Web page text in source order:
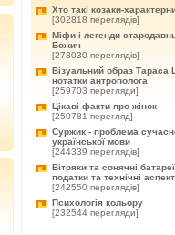
Хто такі козаки-
[302818 переглядів]
Міфи і легенди
Божич
[278030 переглядів]
Візуальний образ Тараса
нотатки антрополога
[259703 перегляди]
Цікаві факти про жінок
[250781 перегляд]
Суржик - проблема
української мови
[244339 переглядів]
Вітряки та сонячні
податки та технічні
[242550 переглядів]
Психологія кольору
[232544 перегляди]